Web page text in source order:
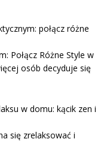
połącz różne
Połącz Różne Style w
osób decyduje się
w domu: kącik zen i
się zrelaksować i